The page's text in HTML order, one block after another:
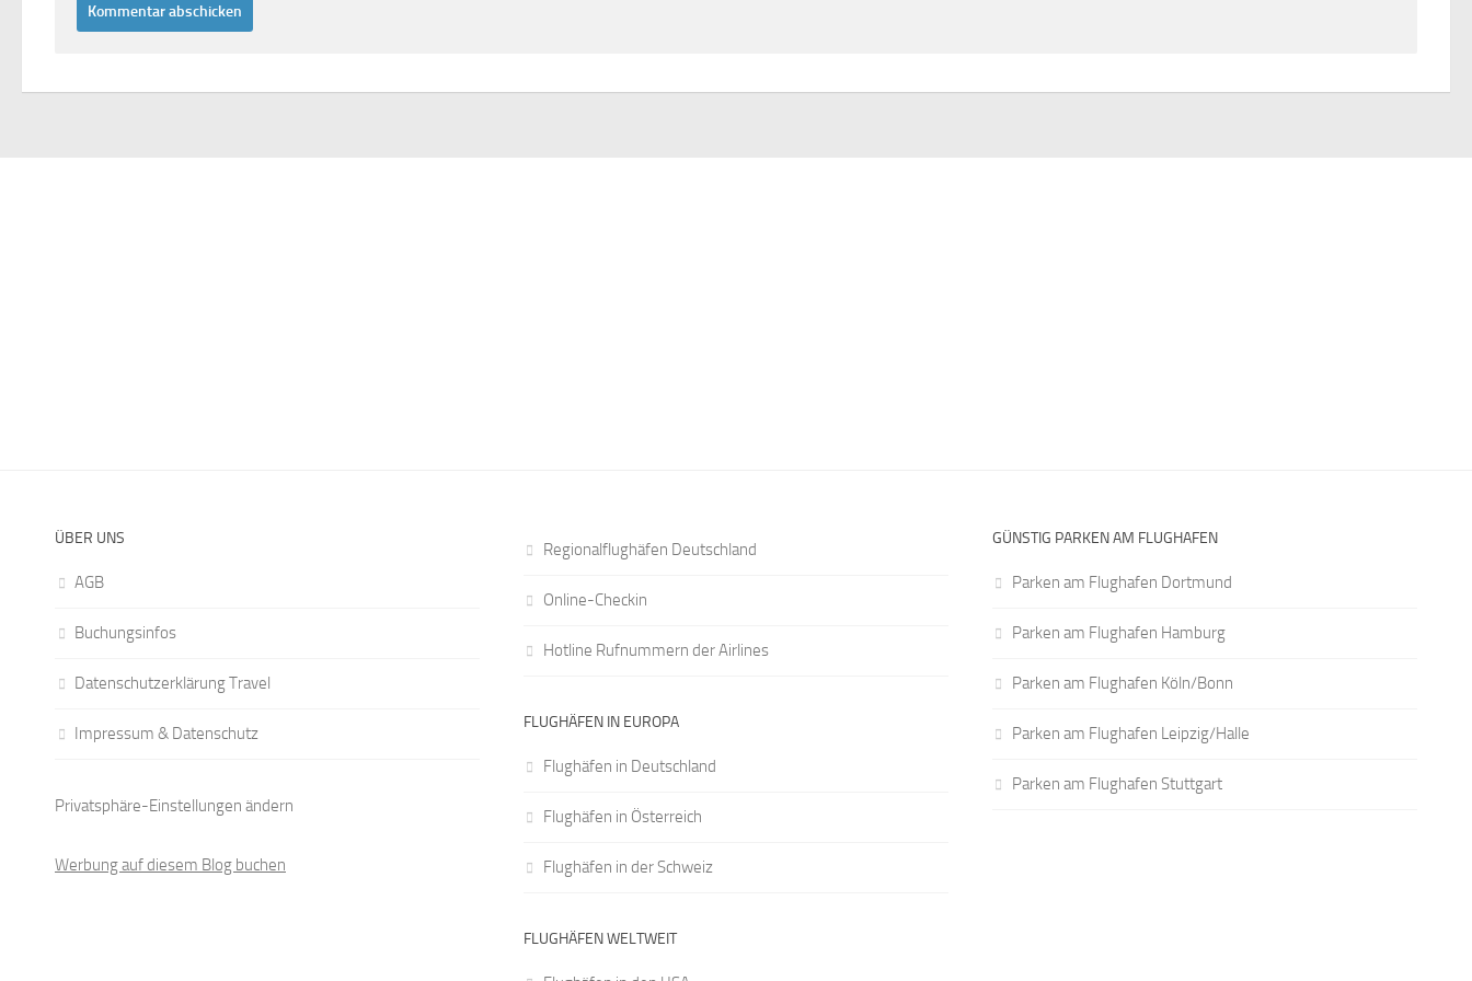
ÜBER UNS
AGB
Buchungsinfos
Datenschutzerklärung Travel
Impressum & Datenschutz
Privatsphäre-Einstellungen ändern
Werbung auf diesem Blog buchen
Regionalflughäfen Deutschland
Online-Checkin
Hotline Rufnummern der Airlines
FLUGHÄFEN IN EUROPA
Flughäfen in Deutschland
Flughäfen in Österreich
Flughäfen in der Schweiz
FLUGHÄFEN WELTWEIT
GÜNSTIG PARKEN AM FLUGHAFEN
Parken am Flughafen Dortmund
Parken am Flughafen Hamburg
Parken am Flughafen Köln/Bonn
Parken am Flughafen Leipzig/Halle
Parken am Flughafen Stuttgart